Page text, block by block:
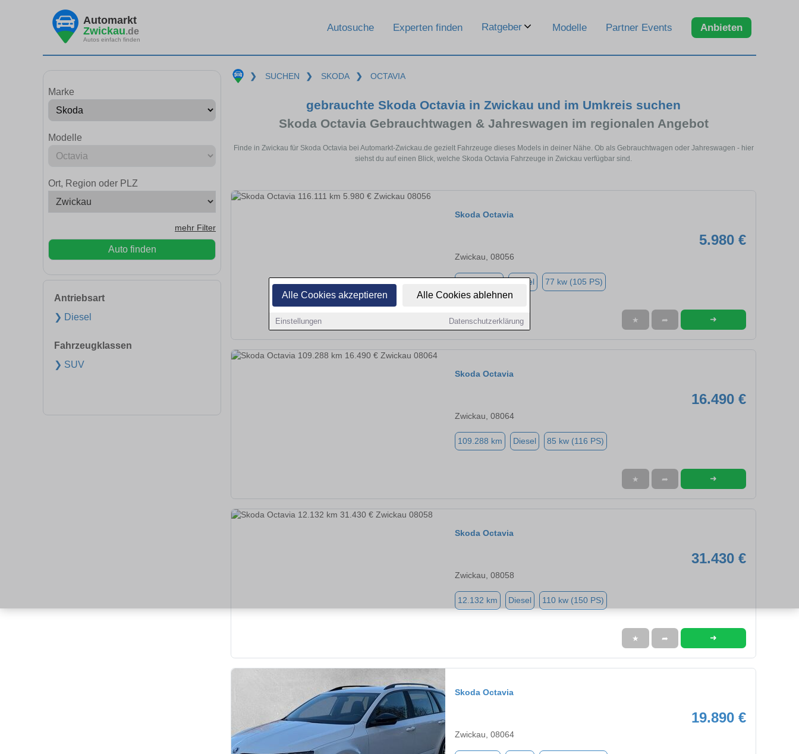
Alle Cookies akzeptieren Alle Cookies ablehnen
Einstellungen Datenschutzerklärung
Automarkt
Zwickau.de
Autos einfach finden
Autosuche Experten finden Ratgeber Modelle Partner Events Anbieten
Marke
Modelle
Ort, Region oder PLZ
mehr Filter
Auto finden
Antriebsart
❯ Diesel
Fahrzeugklassen
❯ SUV
❯ SUCHEN ❯ SKODA ❯ OCTAVIA
gebrauchte Skoda Octavia in Zwickau und im Umkreis suchen
Skoda Octavia Gebrauchtwagen & Jahreswagen im regionalen Angebot
Finde in Zwickau für Skoda Octavia bei Automarkt-Zwickau.de gezielt Fahrzeuge dieses Models in deiner Nähe. Ob als Gebrauchtwagen oder Jahreswagen - hier
siehst du auf einen Blick, welche Skoda Octavia Fahrzeuge in Zwickau verfügbar sind.
Skoda Octavia
5.980 €
Zwickau, 08056
Diesel 77 kw (105 PS)
★ ➦ ➜
Skoda Octavia
16.490 €
Zwickau, 08064
109.288 km Diesel 85 kw (116 PS)
★ ➦ ➜
Skoda Octavia
31.430 €
Zwickau, 08058
12.132 km Diesel 110 kw (150 PS)
★ ➦ ➜
Skoda Octavia
19.890 €
Zwickau, 08064